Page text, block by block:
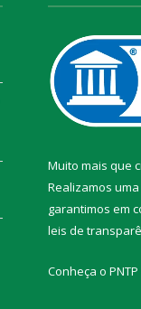
Muito mais que
Realizamos uma
garantimos em
leis de
Conheça o PNTP